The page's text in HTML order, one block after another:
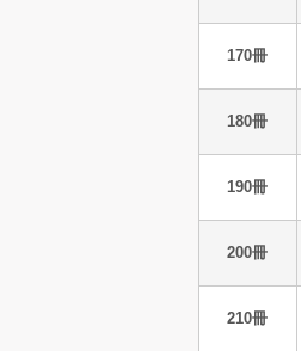
170冊
180冊
190冊
200冊
210冊